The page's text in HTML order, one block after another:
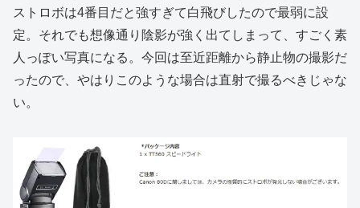
ストロボは4番目だと強すぎて白飛びしたので最弱に設
定。それでも想像通り陰影が強く出てしまって、すごく素
人っぽい写真になる。今回は至近距離から静止物の撮影だ
ったので、やはりこのような場合は直射で撮るべきじゃな
い。